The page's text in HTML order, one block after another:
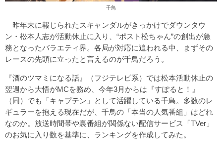
千鳥
昨年末に報じられたスキャンダルがきっかけでダウンタウ
ン・松本人志が活動休止に入り、“ポスト松ちゃん”の創出が急
務となったバラエティ界。各局が対応に追われる中、まずその
レースの先頭に立ったと言えるのが千鳥だろう。
『酒のツマミになる話』（フジテレビ系）では松本活動休止の
翌週から大悟がMCを務め、今年3月からは『すぽると！』
（同）でも「キャプテン」として活躍している千鳥。多数のレ
ギュラーを抱える現在だが、千鳥の「本当の人気番組」はどれ
なのか。放送時間帯や裏番組が関係ない配信サービス「TVer」
のお気に入り数を基準に、ランキングを作成してみた。